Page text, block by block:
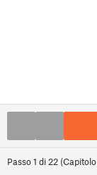
Passo1 di 22 (Capitolo